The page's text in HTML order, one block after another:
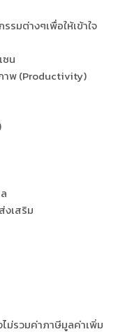
มต่างๆเพื่อให้เข้าใจ
ซน
าพ (Productivity)
งเสริม
ม่รวมค่าภาษีมูลค่าเพิ่ม